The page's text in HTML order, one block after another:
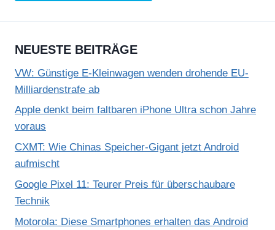
NEUESTE BEITRÄGE
VW: Günstige E-Kleinwagen wenden drohende EU-
Milliardenstrafe ab
Apple denkt beim faltbaren iPhone Ultra schon Jahre
voraus
CXMT: Wie Chinas Speicher-Gigant jetzt Android
aufmischt
Google Pixel 11: Teurer Preis für überschaubare
Technik
Motorola: Diese Smartphones erhalten das Android